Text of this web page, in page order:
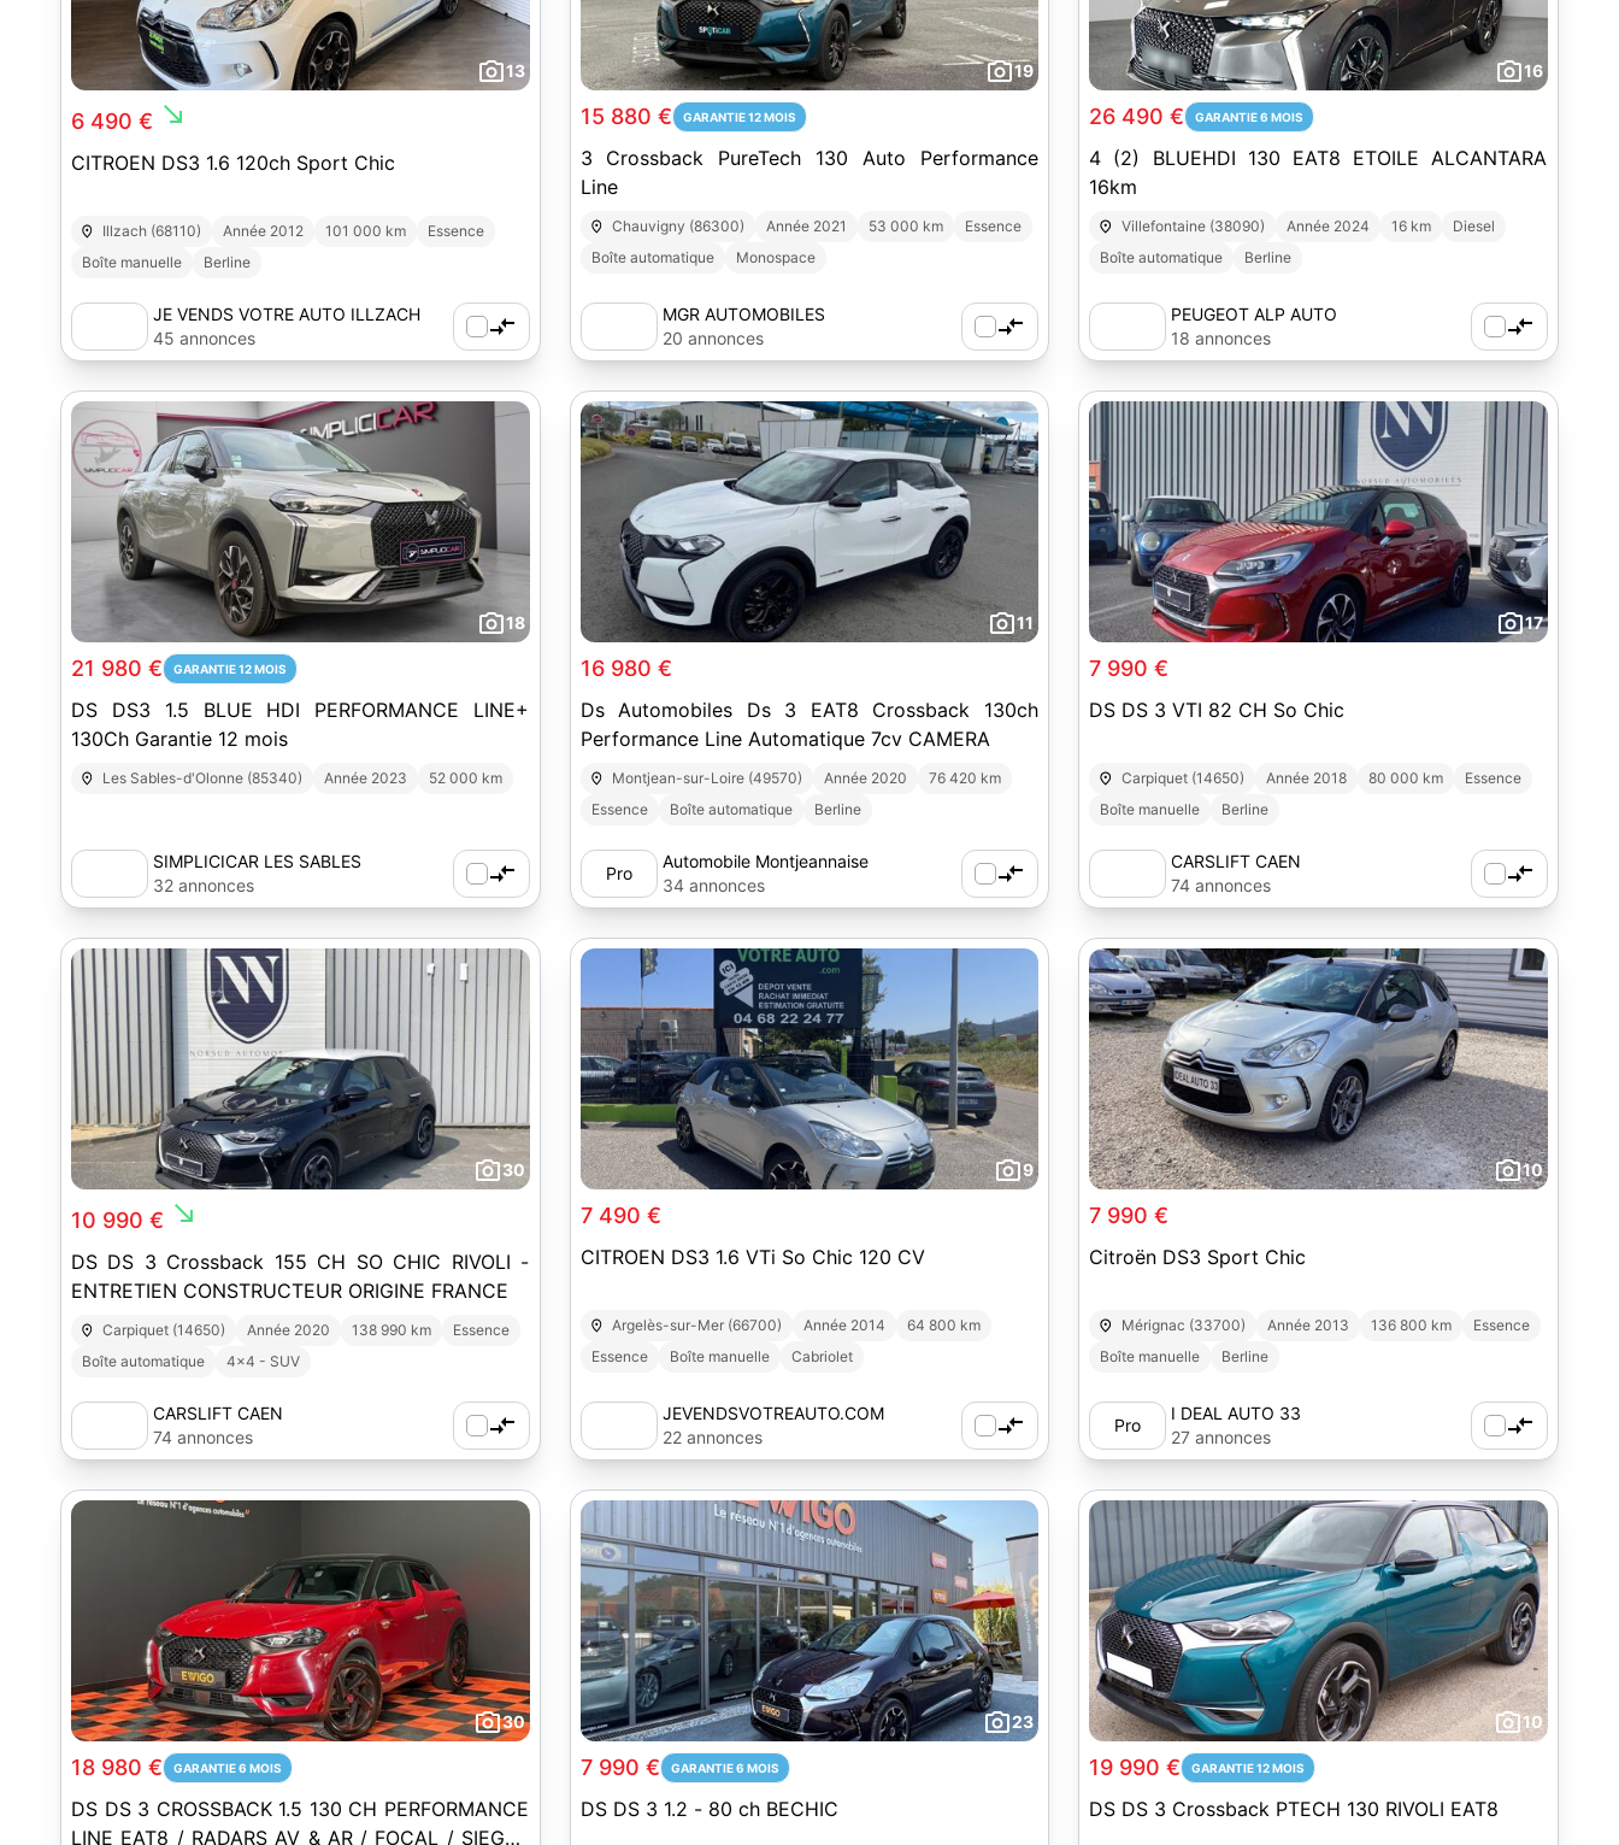
13
6 490 € south_east
CITROEN DS3 1.6 120ch Sport Chic
Illzach (68110) Année 2012 101 000 km
Essence
Boîte manuelle
Berline
JE VENDS VOTRE AUTO ILLZACH
45 annonces
19
15 880 € GARANTIE 12 MOIS
3 Crossback PureTech 130 Auto Performance
Line
Chauvigny (86300) Année 2021 53 000 km
Essence
Boîte automatique
Monospace
MGR AUTOMOBILES
20 annonces
16
26 490 € GARANTIE 6 MOIS
4 (2) BLUEHDI 130 EAT8 ETOILE ALCANTARA
16km
Villefontaine (38090) Année 2024 16 km
Diesel
Boîte automatique
Berline
PEUGEOT ALP AUTO
18 annonces
18
21 980 € GARANTIE 12 MOIS
DS DS3 1.5 BLUE HDI PERFORMANCE LINE+
130Ch Garantie 12 mois
Les Sables-d'Olonne (85340) Année 2023 52 000 km
SIMPLICICAR LES SABLES
D'OLONNE
32 annonces
11
16 980 €
Ds Automobiles Ds 3 EAT8 Crossback 130ch
Performance Line Automatique 7cv CAMERA
Montjean-sur-Loire (49570) Année 2020
76 420 km
Essence
Boîte automatique Berline
Pro
Automobile Montjeannaise
34 annonces
17
7 990 €
DS DS 3 VTI 82 CH So Chic
Carpiquet (14650) Année 2018 80 000 km
Essence
Boîte manuelle
Berline
CARSLIFT CAEN
74 annonces
30
10 990 € south_east
DS DS 3 Crossback 155 CH SO CHIC RIVOLI -
ENTRETIEN CONSTRUCTEUR ORIGINE FRANCE
Carpiquet (14650) Année 2020 138 990 km
Essence
Boîte automatique
4x4 - SUV
CARSLIFT CAEN
74 annonces
9
7 490 €
CITROEN DS3 1.6 VTi So Chic 120 CV
Argelès-sur-Mer (66700) Année 2014
64 800 km
Essence
Boîte manuelle Cabriolet
JEVENDSVOTREAUTO.COM
22 annonces
10
7 990 €
Citroën DS3 Sport Chic
Mérignac (33700) Année 2013 136 800 km
Essence
Boîte manuelle
Berline
Pro
I DEAL AUTO 33
27 annonces
30
18 980 € GARANTIE 6 MOIS
DS DS 3 CROSSBACK 1.5 130 CH PERFORMANCE
LINE EAT8 / RADARS AV & AR / FOCAL / SIEGES
23
7 990 € GARANTIE 6 MOIS
DS DS 3 1.2 - 80 ch BECHIC
10
19 990 € GARANTIE 12 MOIS
DS DS 3 Crossback PTECH 130 RIVOLI EAT8